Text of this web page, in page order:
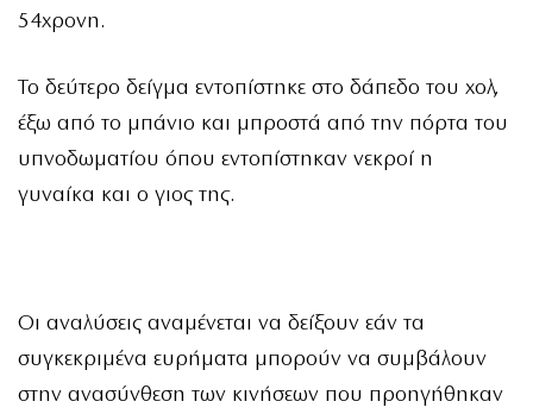
54χρονη.
Το δεύτερο δείγμα εντοπίστηκε στο δάπεδο του χολ,
έξω από το μπάνιο και μπροστά από την πόρτα του
υπνοδωματίου όπου εντοπίστηκαν νεκροί η
γυναίκα και ο γιος της.
Οι αναλύσεις αναμένεται να δείξουν εάν τα
συγκεκριμένα ευρήματα μπορούν να συμβάλουν
στην ανασύνθεση των κινήσεων που προηγήθηκαν